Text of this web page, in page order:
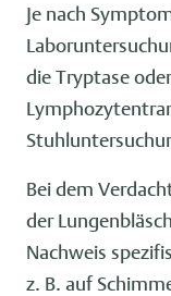
Je nach
die Tryptase
Bei dem
der
Nachweis
z. B. auf